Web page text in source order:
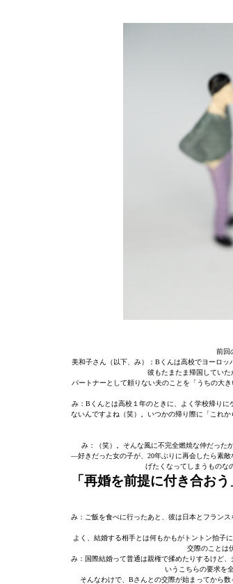
前回
美和子さん（以下、み）：Bくんは高校でヨーロッ
彼もたまたま帰国してい
パートナーとして頼りない夫のことを「うちの大
み：Bくんとは高校１年のときに、よく学校帰り
ないんですよね（笑）。いつかの帰り際に「これ
み：（笑）。そんな風に不完全燃焼な仲だった
―好きだった女の子が、20年ぶりに再会したら素
げたくなってしまうものな
「再婚を前提に付き合お
み：ご飯を食べに行ったあと、彼は日本とフラン
よく、結婚する相手とは何もかもがトントン拍子
交際のことは
み：国際結婚って普通は親権で揉めたりするけど
いうこちらの要求を
そんなわけで、Bさんとの交際が始まってから